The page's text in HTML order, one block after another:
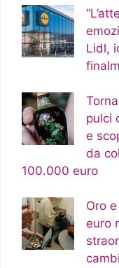
Lidl,
pulci
e
da
100.000 euro
Oro
euro